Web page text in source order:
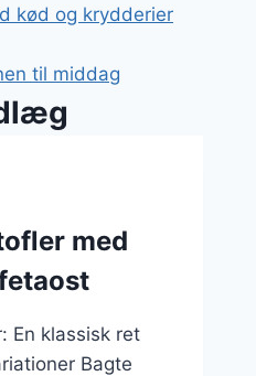
kød og krydderier
til middag
med
En klassisk ret
Bagte